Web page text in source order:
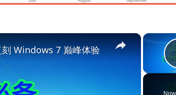
×
Windows 7 巅峰体验